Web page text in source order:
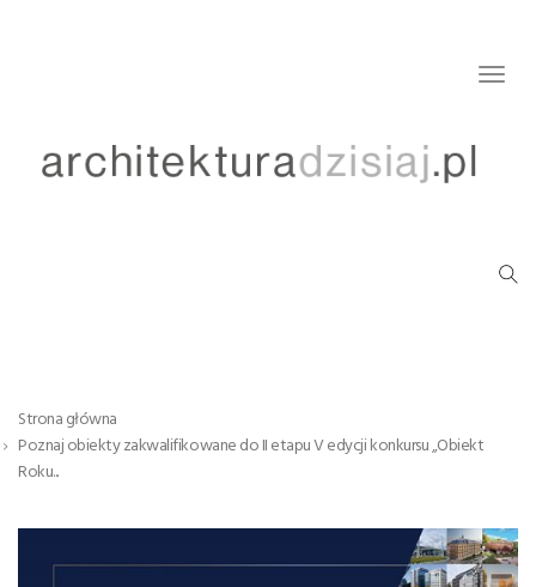
Strona główna
Poznaj obiekty zakwalifikowane do II etapu V edycji konkursu „Obiekt
Roku...